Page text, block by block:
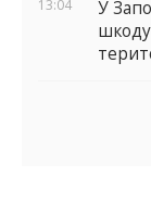
13:04
У
шкоду